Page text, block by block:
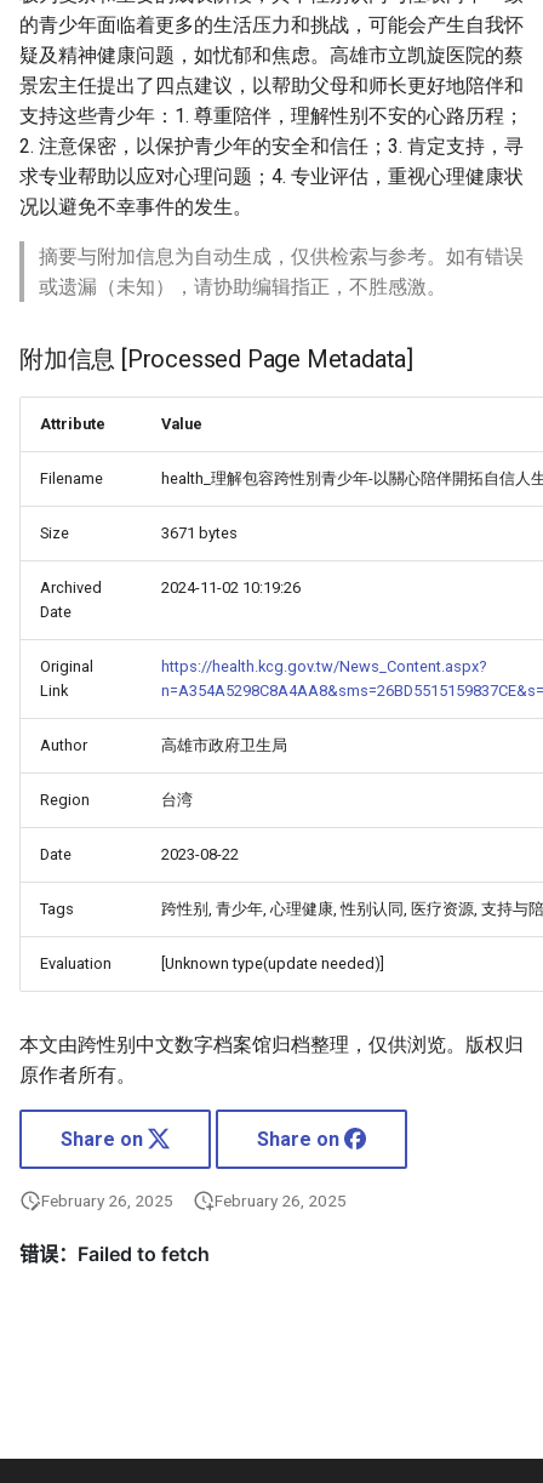
的青少年面临着更多的生活压力和挑战，可能会产生自我怀
疑及精神健康问题，如忧郁和焦虑。高雄市立凯旋医院的蔡
景宏主任提出了四点建议，以帮助父母和师长更好地陪伴和
支持这些青少年：1. 尊重陪伴，理解性别不安的心路历程；
2. 注意保密，以保护青少年的安全和信任；3. 肯定支持，寻
求专业帮助以应对心理问题；4. 专业评估，重视心理健康状
况以避免不幸事件的发生。
摘要与附加信息为自动生成，仅供检索与参考。如有错误
或遗漏（未知），请协助编辑指正，不胜感激。
附加信息 [Processed Page Metadata]
Attribute Value
Filename health_理解包容跨性別青少年-以關心陪伴開拓自信人
Size 3671 bytes
Archived
Date
2024-11-02 10:19:26
Original
Link
https://health.kcg.gov.tw/News_Content.aspx?
Author 高雄市政府卫生局
Region 台湾
Date 2023-08-22
Tags 跨性别, 青少年, 心理健康, 性别认同, 医疗资源, 支持与
Evaluation [Unknown type(update needed)]
本文由跨性别中文数字档案馆归档整理，仅供浏览。版权归
原作者所有。
Share on Share on
February 26, 2025 February 26, 2025